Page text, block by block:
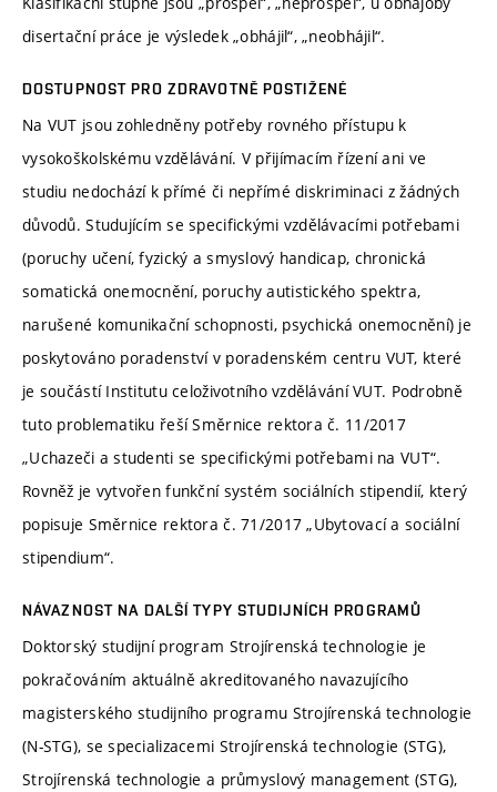
disertační práce je výsledek „obhájil“, „neobhájil“.
DOSTUPNOST PRO ZDRAVOTNĚ POSTIŽENÉ
Na VUT jsou zohledněny potřeby rovného přístupu k
vysokoškolskému vzdělávání. V přijímacím řízení ani ve
studiu nedochází k přímé či nepřímé diskriminaci z žádných
důvodů. Studujícím se specifickými vzdělávacími potřebami
(poruchy učení, fyzický a smyslový handicap, chronická
somatická onemocnění, poruchy autistického spektra,
narušené komunikační schopnosti, psychická onemocnění) je
poskytováno poradenství v poradenském centru VUT, které
je součástí Institutu celoživotního vzdělávání VUT. Podrobně
tuto problematiku řeší Směrnice rektora č. 11/2017
„Uchazeči a studenti se specifickými potřebami na VUT“.
Rovněž je vytvořen funkční systém sociálních stipendií, který
popisuje Směrnice rektora č. 71/2017 „Ubytovací a sociální
stipendium“.
NÁVAZNOST NA DALŠÍ TYPY STUDIJNÍCH PROGRAMŮ
Doktorský studijní program Strojírenská technologie je
pokračováním aktuálně akreditovaného navazujícího
magisterského studijního programu Strojírenská technologie
(N-STG), se specializacemi Strojírenská technologie (STG),
Strojírenská technologie a průmyslový management (STG),